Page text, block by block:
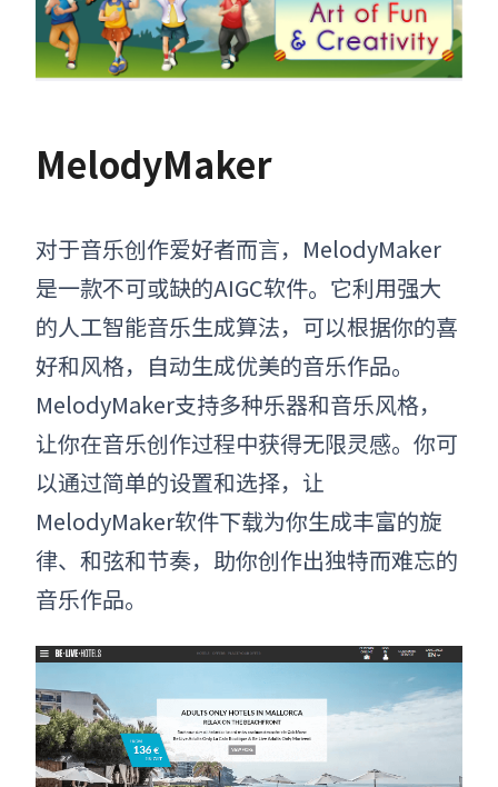
MelodyMaker
对于音乐创作爱好者而言，MelodyMaker
是一款不可或缺的AIGC软件。它利用强大
的人工智能音乐生成算法，可以根据你的喜
好和风格，自动生成优美的音乐作品。
MelodyMaker支持多种乐器和音乐风格，
让你在音乐创作过程中获得无限灵感。你可
以通过简单的设置和选择，让
MelodyMaker软件下载为你生成丰富的旋
律、和弦和节奏，助你创作出独特而难忘的
音乐作品。